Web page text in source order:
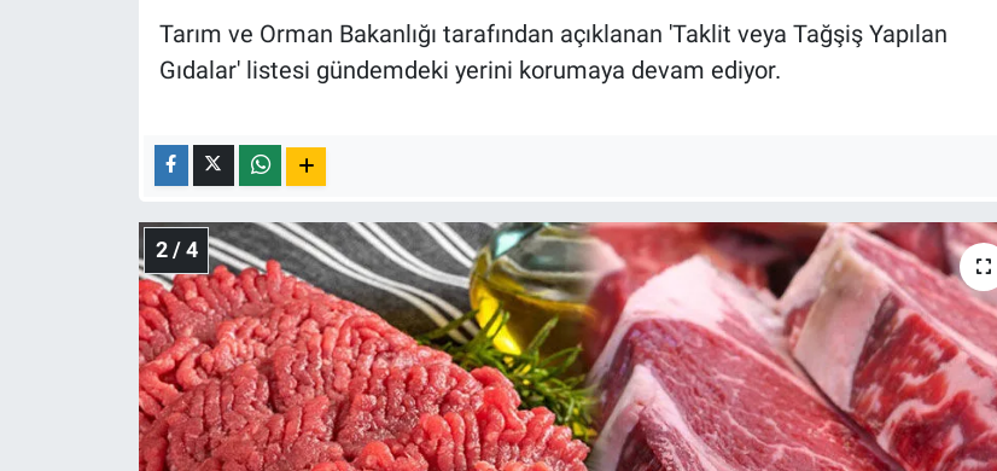
Tarım ve Orman Bakanlığı tarafından açıklanan 'Taklit veya Tağşiş Yapılan
Gıdalar' listesi gündemdeki yerini korumaya devam ediyor.
2 / 4
Teknoloji
Türkiye'nin Geleceği
Türkiye'nin Gündemi